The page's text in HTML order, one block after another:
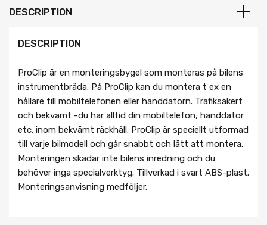
DESCRIPTION
DESCRIPTION
ProClip är en monteringsbygel som monteras på bilens
instrumentbräda. På ProClip kan du montera t ex en
hållare till mobiltelefonen eller handdatorn. Trafiksäkert
och bekvämt -du har alltid din mobiltelefon, handdator
etc. inom bekvämt räckhåll. ProClip är speciellt utformad
till varje bilmodell och går snabbt och lätt att montera.
Monteringen skadar inte bilens inredning och du
behöver inga specialverktyg. Tillverkad i svart ABS-plast.
Monteringsanvisning medföljer.